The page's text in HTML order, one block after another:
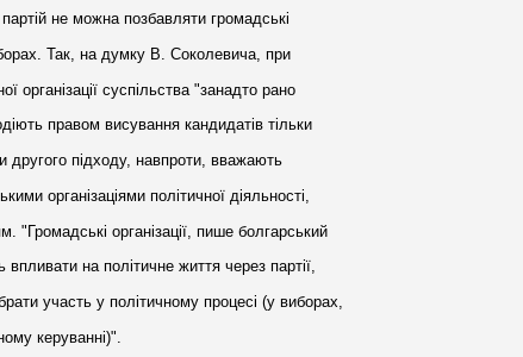
не можна позбавляти громадські
Так, на думку В. Соколевича, при
організації суспільства "занадто рано
правом висування кандидатів тільки
другого підходу, навпроти, вважають
організаціями політичної діяльності,
"Громадські організації, пише болгарський
на політичне життя через партії,
участь у політичному процесі (у виборах,
керуванні)".